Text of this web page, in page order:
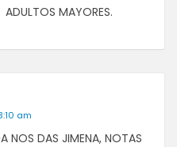
ADULTOS MAYORES.
am
NOS DAS JIMENA, NOTAS